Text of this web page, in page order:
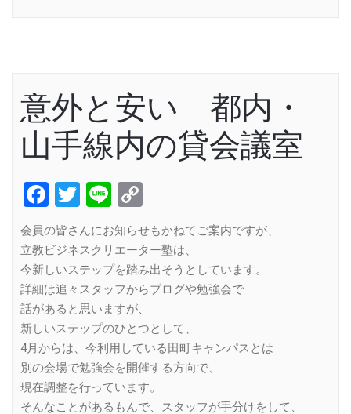
意外と安い 都内・
山手線内の貸会議室
Facebook
Twitter
Line
Link
会員の皆さんにお知らせもかねてご案内ですが、
立教ビジネスクリエーター塾は、
今新しいステップを踏み出そうとしています。
詳細は追々スタッフからブログや勉強会で
話があると思いますが、
新しいステップのひとつとして、
4月からは、今利用している田町キャンパスとは
別の会場で勉強会を開催する方向で、
現在調整を行っています。
そんなことがあるもんで、スタッフが手分けをして、